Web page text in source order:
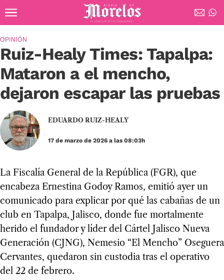
Diario de Morelos
Ruiz-Healy Times: Tapalpa:
Mataron a el mencho,
dejaron escapar las pruebas
OPINIÓN
EDUARDO RUIZ-HEALY
17 de marzo de 2026 a las 08:03h
La Fiscalía General de la República (FGR), que
encabeza Ernestina Godoy Ramos, emitió ayer un
comunicado para explicar por qué las cabañas de un
club en Tapalpa, Jalisco, donde fue mortalmente
herido el fundador y líder del Cártel Jalisco Nueva
Generación (CJNG), Nemesio “El Mencho” Oseguera
Cervantes, quedaron sin custodia tras el operativo
del 22 de febrero.